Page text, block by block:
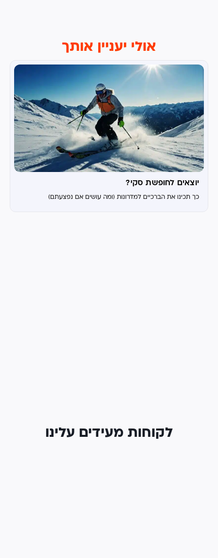
אולי יעניין אותך
יוצאים לחופשת סקי?
כך תכינו את הברכיים למדרונות (ומה עושים אם נפצעתם)
לקוחות מעידים עלינו